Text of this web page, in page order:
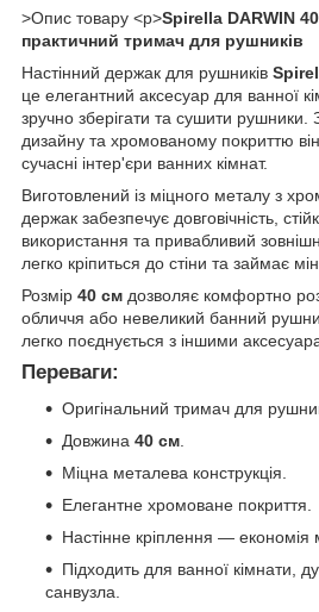
>Опис товару <p>Spirella DARWIN
практичний тримач для рушників
Настінний держак для рушників
це елегантний аксесуар для ванної
зручно зберігати та сушити рушники.
дизайну та хромованому покриттю
сучасні інтер'єри ванних кімнат.
Виготовлений із міцного металу з
держак забезпечує довговічність,
використання та привабливий
легко кріпиться до стіни та займає
Розмір 40 см дозволяє комфортно
обличчя або невеликий банний
легко поєднується з іншими
Переваги:
Оригінальний тримач для
Довжина 40 см
Міцна металева конструкція.
Елегантне хромоване покриття.
Настінне кріплення — економія
Підходить для ванної кімнати,
санвузла.